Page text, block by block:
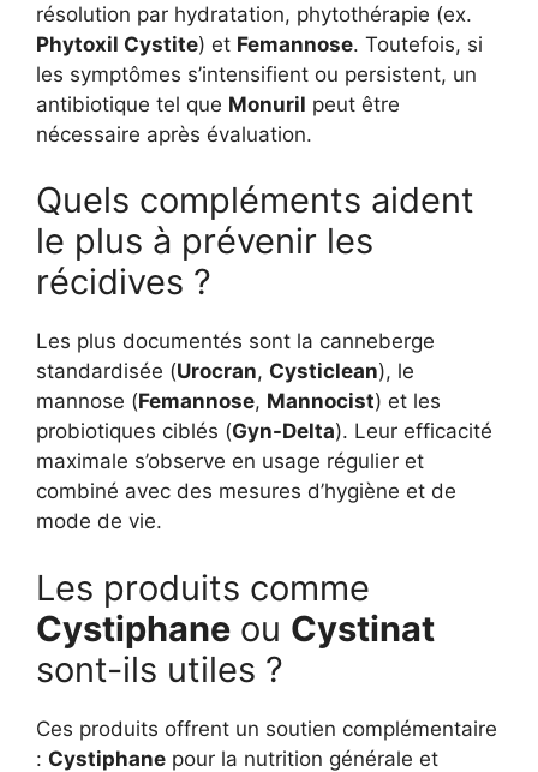
résolution par hydratation, phytothérapie (ex.
Phytoxil Cystite) et Femannose. Toutefois, si
les symptômes s’intensifient ou persistent, un
antibiotique tel que Monuril peut être
nécessaire après évaluation.
Quels compléments aident
le plus à prévenir les
récidives ?
Les plus documentés sont la canneberge
standardisée (Urocran, Cysticlean), le
mannose (Femannose, Mannocist) et les
probiotiques ciblés (Gyn-Delta). Leur efficacité
maximale s’observe en usage régulier et
combiné avec des mesures d’hygiène et de
mode de vie.
Les produits comme
Cystiphane ou Cystinat
sont-ils utiles ?
Ces produits offrent un soutien complémentaire
: Cystiphane pour la nutrition générale et